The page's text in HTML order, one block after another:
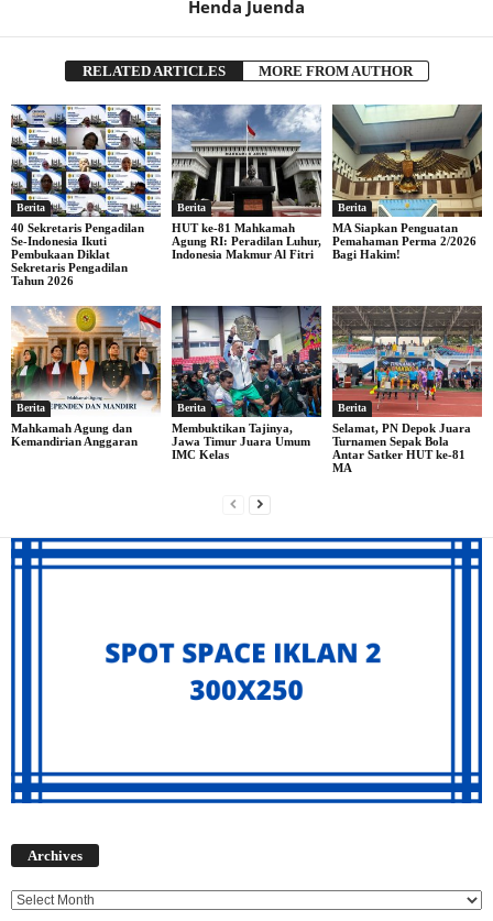
Henda Juenda
RELATED ARTICLES MORE FROM AUTHOR
Berita
40 Sekretaris Pengadilan
Se-Indonesia Ikuti
Pembukaan Diklat
Sekretaris Pengadilan
Tahun 2026
Berita
HUT ke-81 Mahkamah
Agung RI: Peradilan Luhur,
Indonesia Makmur Al Fitri
Berita
MA Siapkan Penguatan
Pemahaman Perma 2/2026
Bagi Hakim!
Berita
Mahkamah Agung dan
Kemandirian Anggaran
Berita
Membuktikan Tajinya,
Jawa Timur Juara Umum
IMC Kelas
Berita
Selamat, PN Depok Juara
Turnamen Sepak Bola
Antar Satker HUT ke-81
MA
Archives